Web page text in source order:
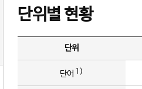
단위별 현황
단위
단어 1)